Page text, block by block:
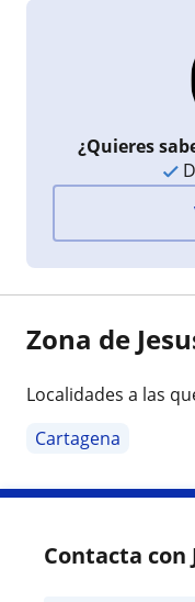
¿Quieres
Zona de
Localidades a las
Cartagena
Contacta con